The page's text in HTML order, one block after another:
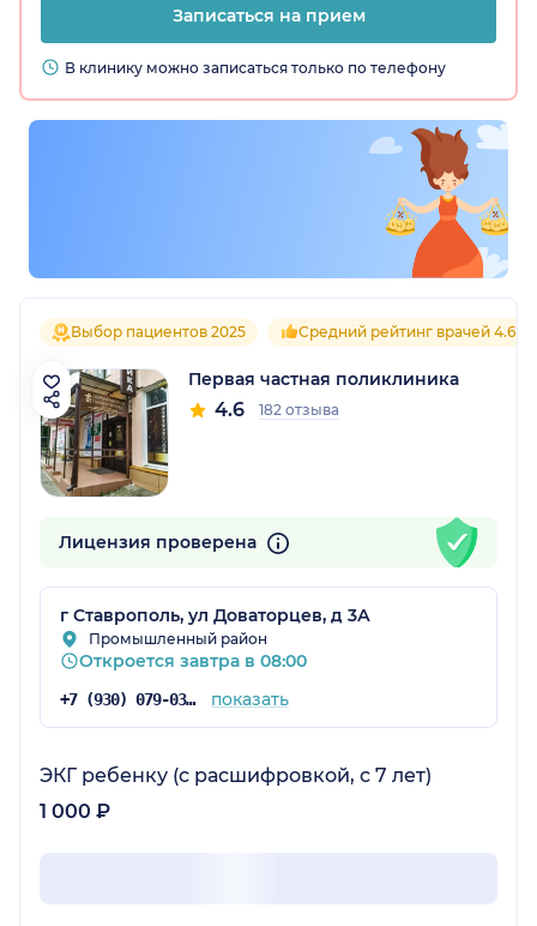
Записаться на прием
В клинику можно записаться только по телефону
Выбор пациентов 2025 Средний рейтинг врачей 4.6
Первая частная поликлиника
4.6 182 отзыва
Лицензия проверена
г Ставрополь, ул Доваторцев, д 3А
Промышленный район
Откроется завтра в 08:00
+7 (930) 079-03-87 показать
ЭКГ ребенку (с расшифровкой, с 7 лет)
1 000 ₽